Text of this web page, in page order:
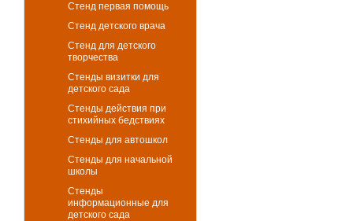
Стенд первая помощь
Стенд детского врача
Стенд для детского
творчества
Стенды визитки для
детского сада
Стенды действия при
стихийных бедствиях
Стенды для автошкол
Стенды для начальной
школы
Стенды
информационные для
детского сада